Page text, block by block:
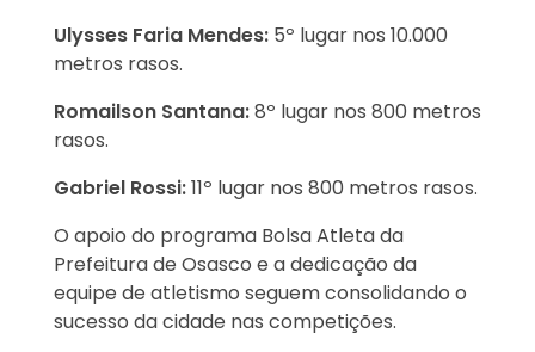
Ulysses Faria Mendes: 5º lugar nos 10.000
metros rasos.
Romailson Santana:8º lugar nos 800 metros
rasos.
Gabriel Rossi:11º lugar nos 800 metros rasos.
O apoio do programa Bolsa Atleta da
Prefeitura de Osasco e a dedicação da
equipe de atletismo seguem consolidando o
sucesso da cidade nas competições.